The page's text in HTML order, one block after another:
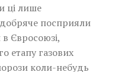
ці лише
посприяли
в Євросоюзі,
етапу газових
коли-небудь